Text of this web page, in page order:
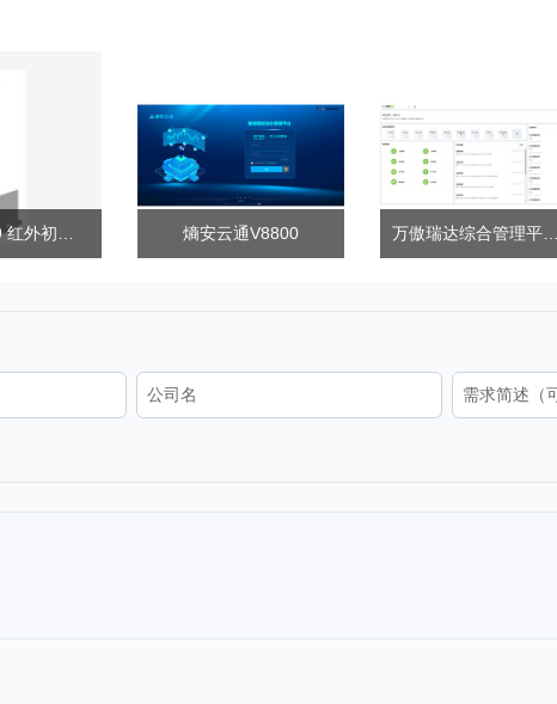
中控ZKTD19 红外初筛测温立柱检测仪 熵安云通V8800 万傲瑞达综合管理